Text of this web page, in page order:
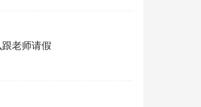
老师请假